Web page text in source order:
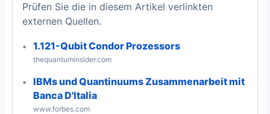
Prüfen Sie die in diesem Artikel verlinkten
externen Quellen.
1.121-Qubit Condor Prozessors
thequantuminsider.com
IBMs und Quantinuums Zusammenarbeit mit
Banca D'Italia
www.forbes.com